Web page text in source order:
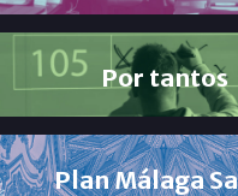
Por tantos
Plan Málaga